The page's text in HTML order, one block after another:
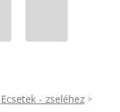
Ecsetek - zseléhez